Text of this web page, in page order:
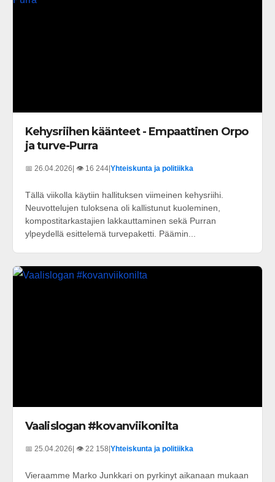
Kehysriihen käänteet - Empaattinen Orpo
ja turve-Purra
📅 26.04.2026 | 👁️ 16 244 Yhteiskunta ja politiikka
Tällä viikolla käytiin hallituksen viimeinen kehysriihi.
Neuvottelujen tuloksena oli kallistunut kuoleminen,
kompostitarkastajien lakkauttaminen sekä Purran
ylpeydellä esittelemä turvepaketti. Päämin...
Vaalislogan #kovanviikonilta
📅 25.04.2026| 👁️ 22 158|Yhteiskunta ja politiikka
Vieraamme Marko Junkkari on pyrkinyt aikanaan mukaan